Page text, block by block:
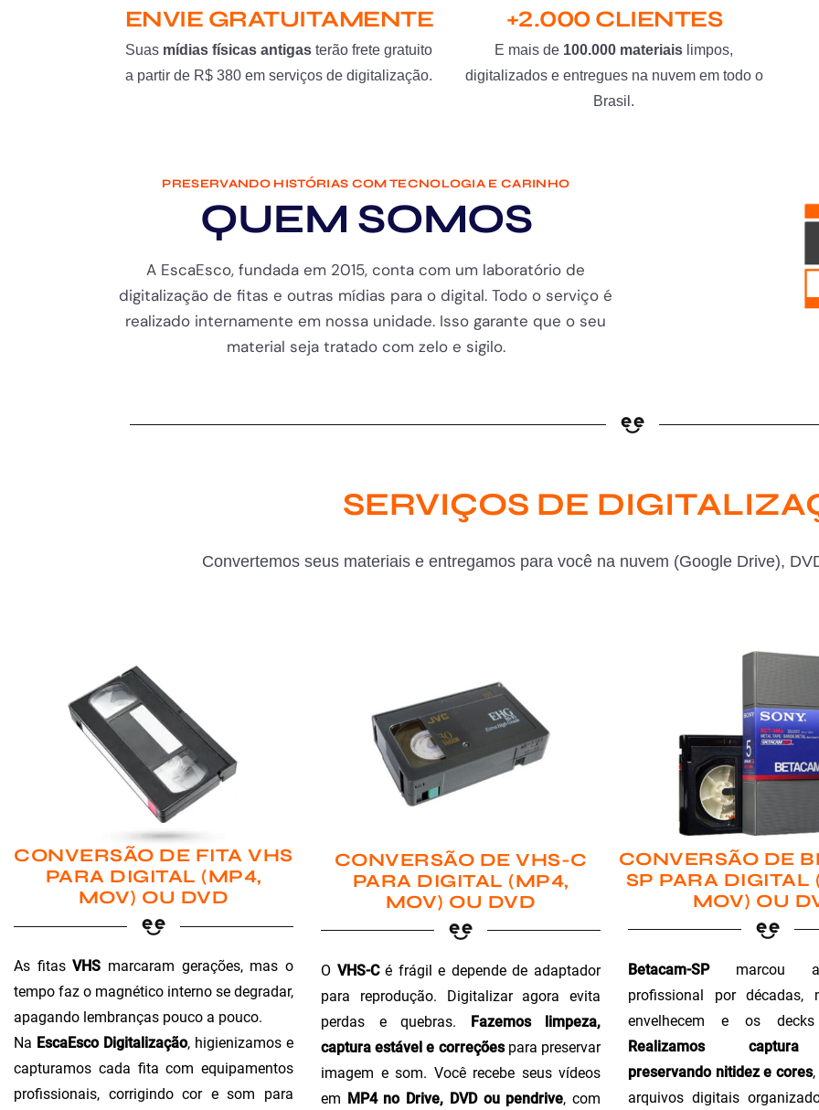
ENVIE GRATUITAMENTE
Suas mídias físicas antigas terão frete gratuito
a partir de R$ 380 em serviços de digitalização.
+2.000 CLIENTES
E mais de 100.000 materiais limpos,
digitalizados e entregues na nuvem em todo o
Brasil.
PRESERVANDO HISTÓRIAS COM TECNOLOGIA E CARINHO
QUEM SOMOS
A EscaEsco, fundada em 2015, conta com um laboratório de
digitalização de fitas e outras mídias para o digital. Todo o serviço é
realizado internamente em nossa unidade. Isso garante que o seu
material seja tratado com zelo e sigilo.
SERVIÇOS DE
Convertemos seus materiais e entregamos para você na nuvem (Google Drive),
CONVERSÃO DE FITA VHS
PARA DIGITAL (MP4,
MOV) OU DVD
As fitasVHS marcaram gerações, mas o
tempo faz o magnético interno se degradar,
apagando lembranças pouco a pouco.
Na EscaEsco Digitalização, higienizamos e
capturamos cada fita com equipamentos
profissionais, corrigindo cor e som para
CONVERSÃO DE VHS-C
PARA DIGITAL (MP4,
MOV) OU DVD
O VHS-Cé frágil e depende de adaptador
para reprodução. Digitalizar agora evita
perdas e quebras. Fazemos limpeza,
captura estável e correçõespara preservar
imagem e som. Você recebe seus vídeos
em MP4 no Drive, DVD ou pendrive, com
CONVERSÃO DE
SP PARA DIGITAL
MOV) OU
Betacam-SPmarcou a
profissional por
envelhecem e os
Realizamos captura
preservando nitidez e cores
arquivos digitais